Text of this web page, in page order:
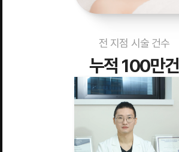
전 지점 시술 건수
누적 100만건